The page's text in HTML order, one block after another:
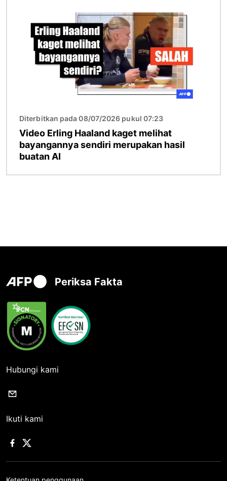
Diterbitkan pada 08/07/2026 pukul 07:23
Video Erling Haaland kaget melihat
bayangannya sendiri merupakan hasil
buatan AI
Periksa Fakta
Hubungi kami
Ikuti kami